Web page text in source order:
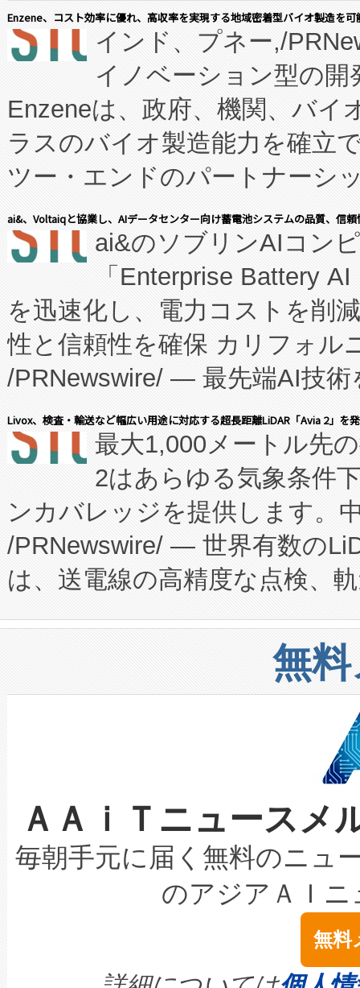
Enzene、コスト効率に優れ、高収率を実現する地域密着型バイオ製造を
インド、プネー,/
イノベーション型の
Enzeneは、政府、機関、バイ
ラスのバイオ製造能力を確立
ツー・エンドのパートナーシ
表しました。 同社の実績ある
manufacturing™ (FCCM™) プ
たNeXは、バイオ医薬品製造
従来のフェッドバッチ施設の
に、患者やサプライチェーン
キー方式で拡張性が高く、持
す。FCCM‑を活用した現地生
患者にとっての費用負担を大
のアクセスを大幅に拡大する
Fully-Connected Continuous
プログラムには、施設設計・
に関する技術移転および知的
構造化トレーニングカリキュ
上げおよび商用化段階におけ
設備整備および立ち上げ調整
加組織は、Enzeneのバイオ
選定された製品について、自
取得できる可能性もあります
設には、3億～4億ドルかか
最高経営責任者（CEO）であ
す。「当社のfully-connected
ームを利用すれば、6,000万
きます。この効率性は、フェ
ai&、Voltaiqと協業し、AIデータセンター向け蓄電池システムの品質、信
ai&のソブリンAIコン
「Enterprise Battery
を迅速化し、電力コストを削
性と信頼性を確保 カリフォル
/PRNewswire/ — 最先端AI技術
会社エーアイ・アンド：本社
President原信平）と、エンタ
ードするVoltaiqは、日本にあ
ーエネルギー貯蔵システム（
た。 Voltaiq独自のAI搭載プラ
定、統合、導入、運用に至る
安全性を追跡し、確保する事
増加しているデータセンター
る電力網に大きな負担をかけ
事業者の負担軽減という課題
系統連系を迅速にし、ピーク
限を超えて利用可能な電力容
持できるよう貢献します。こ
ービスレベル契約（SLA）違
テリー性能の劣化によるダウ
念は、現在データセンターが
ます。 Voltaiq provides a
Livox、検査・輸送など幅広い用途に対応する超長距離LiDAR「Avia 2」を
最大1,000メートル先
2はあらゆる気象条件
ンカバレッジを提供します。
/PRNewswire/ — 世界有数の
は、送電線の高精度な点検、
や穀物倉庫におけるバルク材
リューション「Avia 2」を発
したAvia 2は、1,000メート
狭視野のFOVを切り替えるこ
ケーブル、枝などの細かな対
なレーザースポットにより、
な環境下でも豊かなディテー
キロメートル範囲を検出
LiDAR for Inspections,
は1535 nmレーザーを搭載。
イズの小径化を実現すること
す。ノーマルモードでは、
無
ＡＡｉＴニュース
毎朝手元に届く無料のニュ
のアジアＡＩ
無料